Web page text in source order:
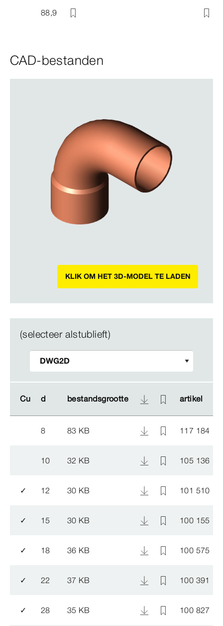
88,9
CAD-bestanden
KLIK OM HET 3D-MODEL TE LADEN
(selecteer alstublieft)
Cu d bestandsgrootte artikel
Cu d bestandsgrootte artikel
8 83 KB 117 184
10 32 KB 105 136
✓ 12 30 KB 101 510
✓ 15 30 KB 100 155
✓ 18 36 KB 100 575
✓ 22 37 KB 100 391
✓ 28 35 KB 100 827